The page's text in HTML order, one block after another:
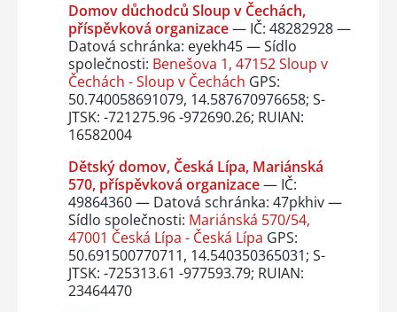
Domov důchodců Sloup v Čechách,
příspěvková organizace— IČ: 48282928 —
Datová schránka: eyekh45 — Sídlo
společnosti: Benešova 1, 47152 Sloup v
Čechách - Sloup v Čechách GPS:
50.740058691079, 14.587670976658; S-
JTSK: -721275.96 -972690.26; RUIAN:
16582004
Dětský domov, Česká Lípa, Mariánská
570, příspěvková organizace— IČ:
49864360 — Datová schránka: 47pkhiv —
Sídlo společnosti: Mariánská 570/54,
47001 Česká Lípa - Česká Lípa GPS:
50.691500770711, 14.540350365031; S-
JTSK: -725313.61 -977593.79; RUIAN:
23464470